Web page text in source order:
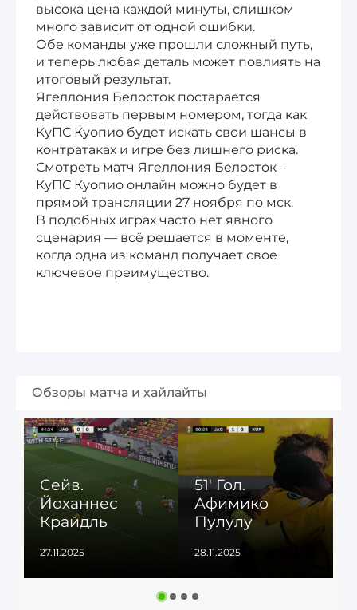
высока цена каждой минуты, слишком
много зависит от одной ошибки.
Обе команды уже прошли сложный путь,
и теперь любая деталь может повлиять на
итоговый результат.
Ягеллония Белосток постарается
действовать первым номером, тогда как
КуПС Куопио будет искать свои шансы в
контратаках и игре без лишнего риска.
Смотреть матч Ягеллония Белосток –
КуПС Куопио онлайн можно будет в
прямой трансляции 27 ноября по мск.
В подобных играх часто нет явного
сценария — всё решается в моменте,
когда одна из команд получает свое
ключевое преимущество.
Обзоры матча и хайлайты
Сейв.
Йоханнес
Крайдль
27.11.2025
51' Гол.
Афимико
Пулулу
28.11.2025